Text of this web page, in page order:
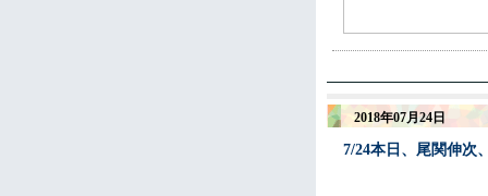
2018年07月24日
7/24本日、尾関伸次